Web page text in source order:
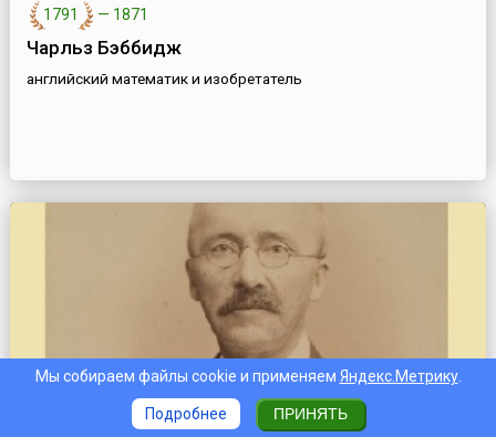
1791 — 1871
Чарльз Бэббидж
английский математик и изобретатель
Мы собираем файлы cookie и применяем Яндекс.Метрику.
Подробнее ПРИНЯТЬ